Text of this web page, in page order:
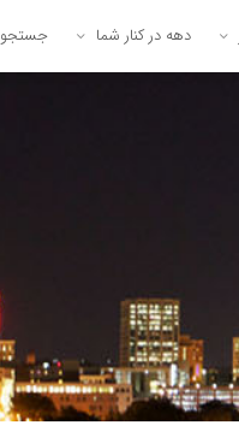
دهه در کنار شما جستجو